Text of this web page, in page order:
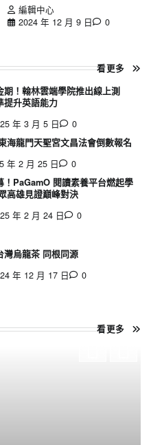
編輯中心
2024 年 12 月 9 日
0
看更多
期！翰林雲端學院推出線上測
提升英語能力
年 3 月 5 日
0
海龍門天聖宮文昌法會倒數報名
年 2 月 25 日
0
！PaGamO 閱讀素養平台燃起學
高雄見證巔峰對決
年 2 月 24 日 0
灣烏龍茶 同根同源
年 12 月 17 日 0
看更多